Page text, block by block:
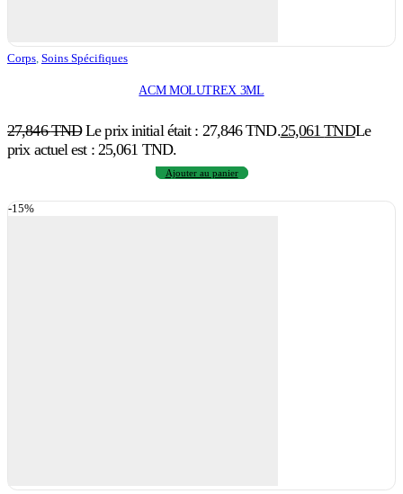
Corps Soins Spécifiques
ACM MOLUTREX 3ML
27,846TND Le prix initial était : 27,846 TND.25,061TNDLe
prix actuel est : 25,061 TND.
Ajouter au panier
-15%